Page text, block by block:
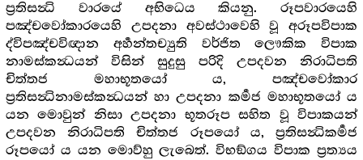
ප්‍රතිසන්‍ධි වාරයේ අභිධෙය කියනු. රූපවාරයෙහි
පඤ්චවෝකාරයෙහි උපදනා අවස්ථාවෙහි වූ අරූපවිපාක
ද්විපඤ්චවිඥාන අර්‍හන්තච්‍යුති වර්ජිත ලෞකික විපාක
නාමස්කන්‍ධයන් විසින් සුදුසු පරිදි උපදවන නිරාධිපති
චිත්තජ මහාභූතයෝ ය, පඤ්චවෝකාර
ප්‍රතිසන්‍ධිනාමස්කන්‍ධයන් හා උපදනා කර්‍මජ මහාභූතයෝ ය
යන මොවුන් නිසා උපදනා භූතරූප සහිත වූ විපාකයන්
උපදවන නිරාධිපති චිත්තජ රූපයෝ ය, ප්‍රතිසන්‍ධිකර්‍මජ
රූපයෝ ය යන මොව්හු ලැබෙත්. විභඞ්ගය විපාක ප්‍රත්‍යය